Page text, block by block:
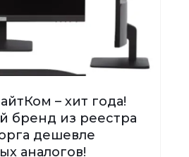
– хит года!
бренд из реестра
дешевле
аналогов!